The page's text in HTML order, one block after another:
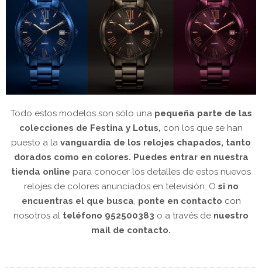
Todo estos modelos son sólo una pequeña parte de las
colecciones de Festina y Lotus, con los que se han
puesto a la vanguardia de los relojes chapados, tanto
dorados como en colores. Puedes entrar en nuestra
tienda online para conocer los detalles de estos nuevos
relojes de colores anunciados en televisión. O si no
encuentras el que busca, ponte en contacto con
nosotros al teléfono 952500383 o a través de nuestro
mail de contacto.